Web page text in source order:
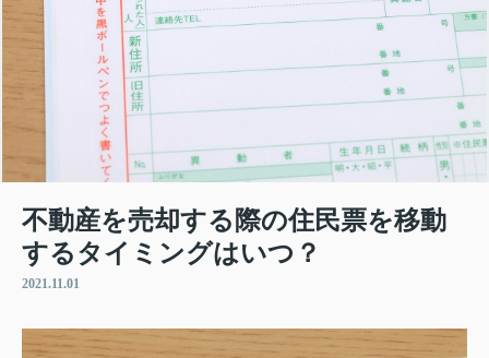
不動産を売却する際の住民票を移動
するタイミングはいつ？
2021.11.01